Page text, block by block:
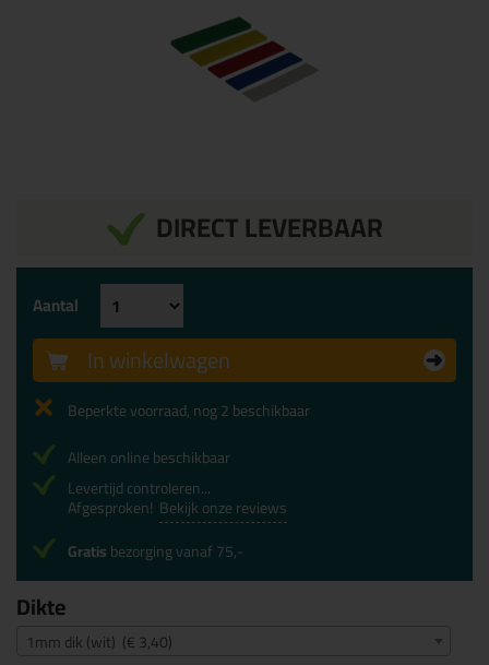
DIRECT LEVERBAAR
Dikte
1mm dik (wit) (€ 3,40)
Aantal
In winkelwagen
Beperkte voorraad, nog 2 beschikbaar
Alleen online beschikbaar
Levertijd controleren...
Afgesproken! Bekijk onze reviews
Gratisbezorging vanaf 75,-